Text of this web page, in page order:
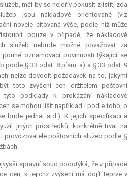
měl by se nejdřív pokusit zjistit, zda
jsou nákladově orientované (viz
novele citovaná výše, podle níž může
pouze v případě, že nákladově
služeb nebude možné považovat za
oznamovací povinnosti týkající se
podle § 33 odst. 8 písm. a) a § 33 odst. 9
nelze dovodit požadavek na to, jakými
toto zvýšení cen držitelem poštovní
tyto podklady k prokázání nákladové
se mohou lišit například i podle toho, o
bude jednat atd.). K jejich specifikaci a
jiných prostředků, konkrétně trvat na
provozovatele poštovních služeb podle §
správní soud podotýká, že v případě
cen, k jejichž zvýšení má dojít teprve v